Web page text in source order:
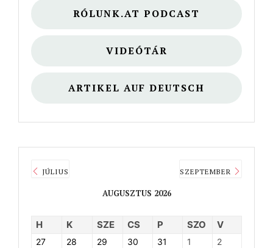
RÓLUNK.AT PODCAST
VIDEÓTÁR
ARTIKEL AUF DEUTSCH
JÚLIUS
AUGUSZTUS 2026
SZEPTEMBER
H K SZE CS P SZO V
27 28 29 30 31 1 2